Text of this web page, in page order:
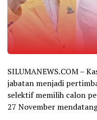
SILUMANEWS.COM –
jabatan menjadi
selektif memilih calon
27 November